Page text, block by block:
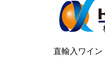
直輸入ワイ